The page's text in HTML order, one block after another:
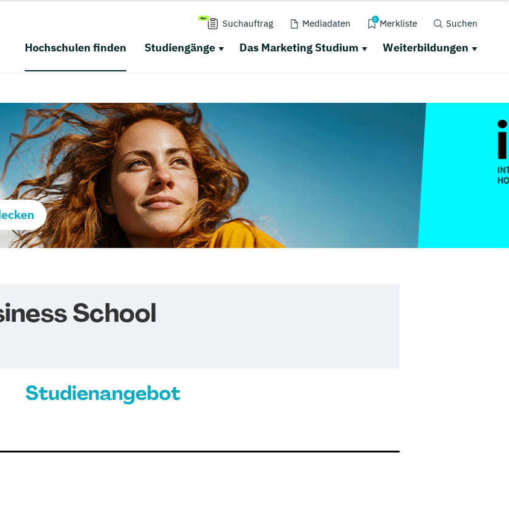
Suchauftrag Mediadaten 0 Merkliste Suchen
Hochschulen finden Studiengänge Das Marketing Studium Weiterbildungen
School
Studienangebot